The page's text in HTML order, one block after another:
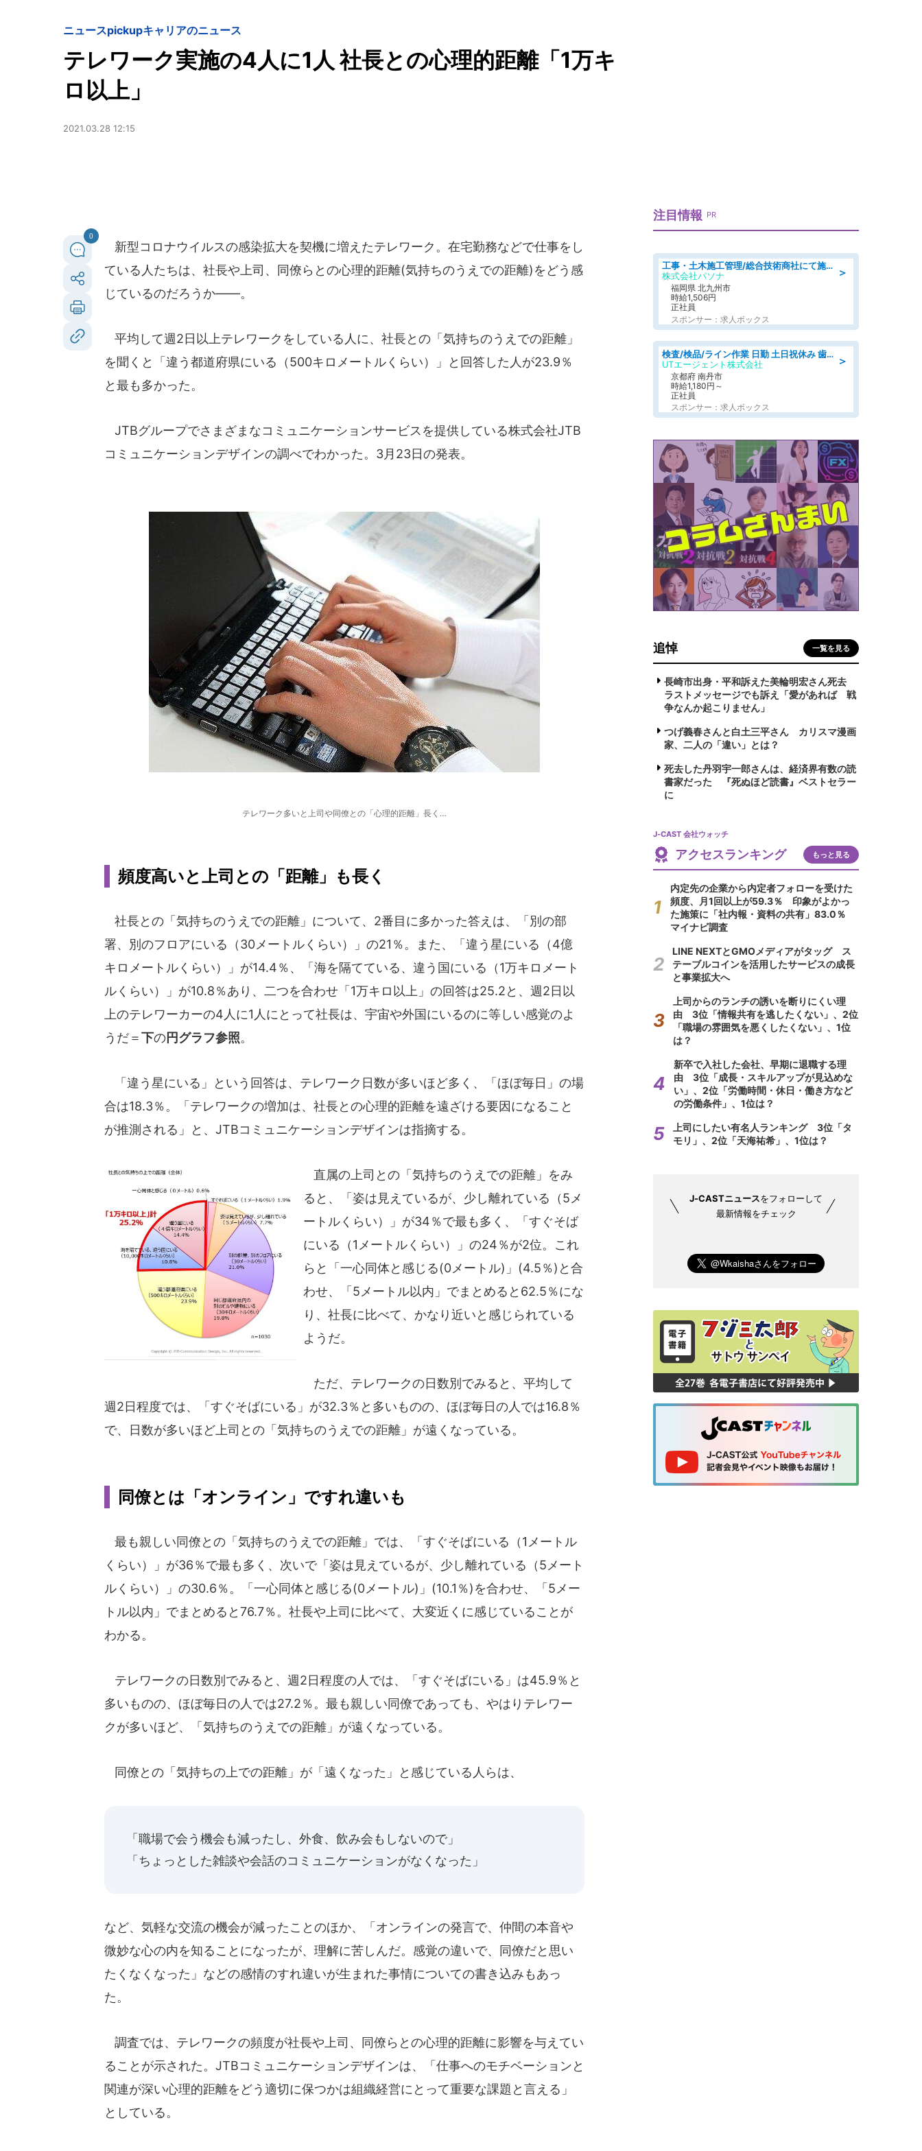
ニュースpickupキャリアのニュース
テレワーク実施の4人に1人 社長との心理的距離「1万キ
ロ以上」
2021.03.28 12:15
0
新型コロナウイルスの感染拡大を契機に増えたテレワーク。在宅勤務などで仕事をし
ている人たちは、社長や上司、同僚らとの心理的距離(気持ちのうえでの距離)をどう感
じているのだろうか――。
平均して週2日以上テレワークをしている人に、社長との「気持ちのうえでの距離」
を聞くと「違う都道府県にいる（500キロメートルくらい）」と回答した人が23.9％
と最も多かった。
JTBグループでさまざまなコミュニケーションサービスを提供している株式会社JTB
コミュニケーションデザインの調べでわかった。3月23日の発表。
テレワーク多いと上司や同僚との「心理的距離」長く…
頻度高いと上司との「距離」も長く
社長との「気持ちのうえでの距離」について、2番目に多かった答えは、「別の部
署、別のフロアにいる（30メートルくらい）」の21％。また、「違う星にいる（4億
キロメートルくらい）」が14.4％、「海を隔てている、違う国にいる（1万キロメート
ルくらい）」が10.8％あり、二つを合わせ「1万キロ以上」の回答は25.2と、週2日以
上のテレワーカーの4人に1人にとって社長は、宇宙や外国にいるのに等しい感覚のよ
うだ＝下の円グラフ参照。
「違う星にいる」という回答は、テレワーク日数が多いほど多く、「ほぼ毎日」の場
合は18.3％。「テレワークの増加は、社長との心理的距離を遠ざける要因になること
が推測される」と、JTBコミュニケーションデザインは指摘する。
直属の上司との「気持ちのうえでの距離」をみ
ると、「姿は見えているが、少し離れている（5メ
ートルくらい）」が34％で最も多く、「すぐそば
にいる（1メートルくらい）」の24％が2位。これ
らと「一心同体と感じる(0メートル)」(4.5％)と合
わせ、「5メートル以内」でまとめると62.5％にな
り、社長に比べて、かなり近いと感じられている
ようだ。
ただ、テレワークの日数別でみると、平均して
週2日程度では、「すぐそばにいる」が32.3％と多いものの、ほぼ毎日の人では16.8％
で、日数が多いほど上司との「気持ちのうえでの距離」が遠くなっている。
同僚とは「オンライン」ですれ違いも
最も親しい同僚との「気持ちのうえでの距離」では、「すぐそばにいる（1メートル
くらい）」が36％で最も多く、次いで「姿は見えているが、少し離れている（5メート
ルくらい）」の30.6％。「一心同体と感じる(0メートル)」(10.1％)を合わせ、「5メー
トル以内」でまとめると76.7％。社長や上司に比べて、大変近くに感じていることが
わかる。
テレワークの日数別でみると、週2日程度の人では、「すぐそばにいる」は45.9％と
多いものの、ほぼ毎日の人では27.2％。最も親しい同僚であっても、やはりテレワー
クが多いほど、「気持ちのうえでの距離」が遠くなっている。
同僚との「気持ちの上での距離」が「遠くなった」と感じている人らは、
「職場で会う機会も減ったし、外食、飲み会もしないので」
「ちょっとした雑談や会話のコミュニケーションがなくなった」
など、気軽な交流の機会が減ったことのほか、「オンラインの発言で、仲間の本音や
微妙な心の内を知ることになったが、理解に苦しんだ。感覚の違いで、同僚だと思い
たくなくなった」などの感情のすれ違いが生まれた事情についての書き込みもあっ
た。
調査では、テレワークの頻度が社長や上司、同僚らとの心理的距離に影響を与えてい
ることが示された。JTBコミュニケーションデザインは、「仕事へのモチベーションと
関連が深い心理的距離をどう適切に保つかは組織経営にとって重要な課題と言える」
としている。
注目情報 PR
＞
工事・土木施工管理/総合技術商社にて施工管理のお仕事/即日勤務可/車通勤可/工事・土木施工管理/生産・品質管理
株式会社パソナ
福岡県 北九州市
時給1,506円
正社員
スポンサー：求人ボックス
＞
検査/検品/ライン作業 日勤 土日祝休み 歯科模型製造 有償休憩あり 残業ほぼなし
UTエージェント株式会社
京都府 南丹市
時給1,180円～
正社員
スポンサー：求人ボックス
追悼 一覧を見る
長崎市出身・平和訴えた美輪明宏さん死去
ラストメッセージでも訴え「愛があれば 戦
争なんか起こりません」
つげ義春さんと白土三平さん カリスマ漫画
家、二人の「違い」とは？
死去した丹羽宇一郎さんは、経済界有数の読
書家だった 『死ぬほど読書』ベストセラー
に
J-CAST 会社ウォッチ
アクセスランキング もっと見る
内定先の企業から内定者フォローを受けた
頻度、月1回以上が59.3％ 印象がよかっ
た施策に「社内報・資料の共有」83.0％
マイナビ調査
LINE NEXTとGMOメディアがタッグ ス
テーブルコインを活用したサービスの成長
と事業拡大へ
上司からのランチの誘いを断りにくい理
由 3位「情報共有を逃したくない」、2位
「職場の雰囲気を悪くしたくない」、1位
は？
新卒で入社した会社、早期に退職する理
由 3位「成長・スキルアップが見込めな
い」、2位「労働時間・休日・働き方など
の労働条件」、1位は？
上司にしたい有名人ランキング 3位「タ
モリ」、2位「天海祐希」、1位は？
J-CASTニュースをフォローして
最新情報をチェック